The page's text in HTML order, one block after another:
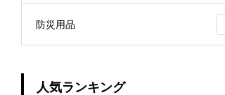
防災用品
人気ランキング